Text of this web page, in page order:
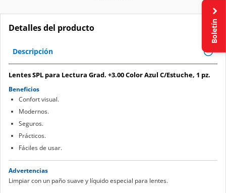
Detalles del producto
Descripción
Lentes SPL para Lectura Grad. +3.00 Color Azul C/Estuche, 1 pz.
Beneficios
Confort visual.
Modernos.
Seguros.
Prácticos.
Fáciles de usar.
Advertencias
Limpiar con un paño suave y líquido especial para lentes.
Boletín